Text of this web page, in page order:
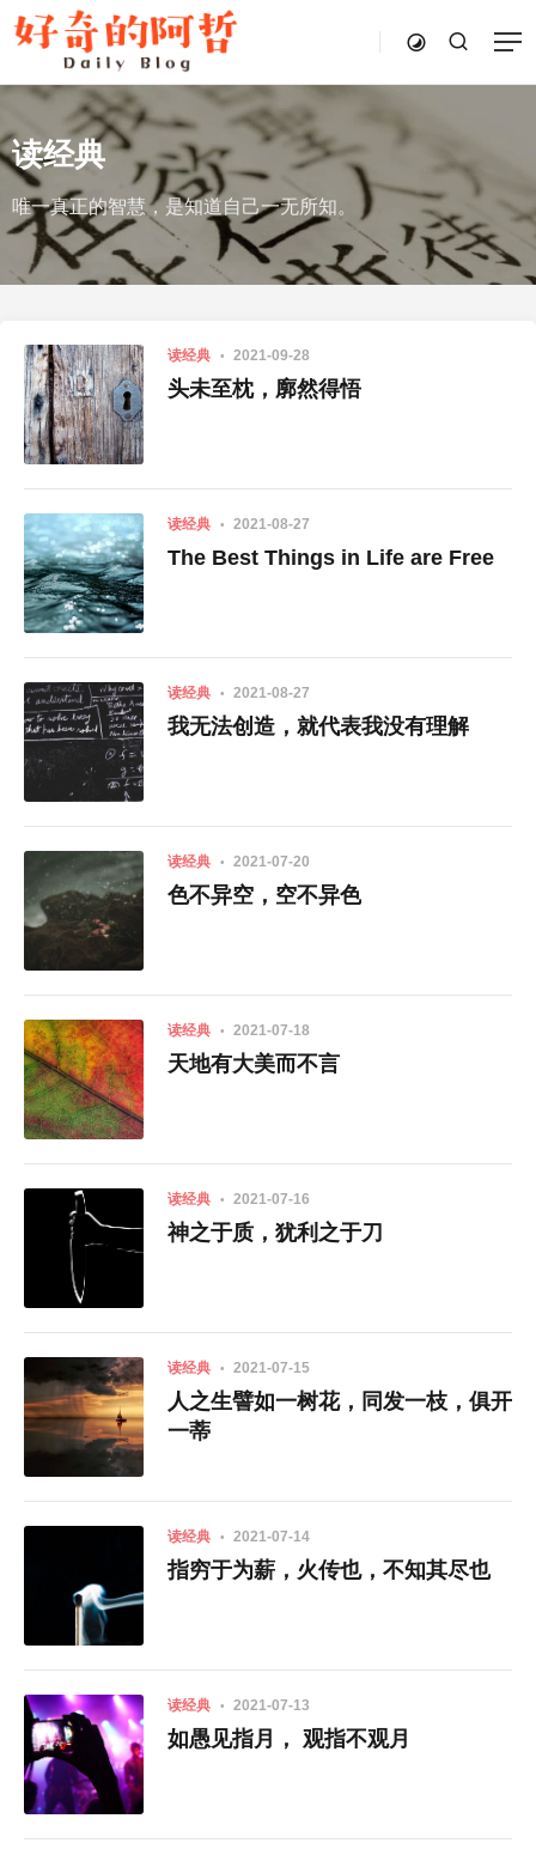
读经典
唯一真正的智慧，是知道自己一无所知。
读经典 2021-09-28
头未至枕，廓然得悟
读经典 2021-08-27
The Best Things in Life are Free
读经典 2021-08-27
我无法创造，就代表我没有理解
读经典 2021-07-20
色不异空，空不异色
读经典 2021-07-18
天地有大美而不言
读经典 2021-07-16
神之于质，犹利之于刀
读经典 2021-07-15
人之生譬如一树花，同发一枝，俱开
一蒂
读经典 2021-07-14
指穷于为薪，火传也，不知其尽也
读经典 2021-07-13
如愚见指月， 观指不观月